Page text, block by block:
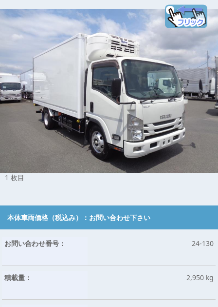
1 枚目
本体車両価格（税込み）： お問い合わせ下さい
お問い合わせ番号： 24-130
積載量： 2,950 kg